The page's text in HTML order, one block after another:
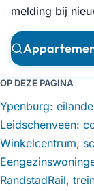
melding bij
OP DEZE PAGINA
Ypenburg:
Leidschenveen:
Winkelcentrum,
RandstadRail,